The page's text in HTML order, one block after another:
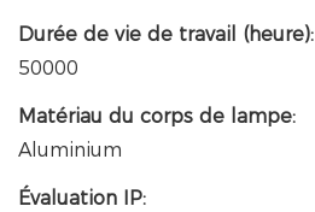
Durée de vie de travail (heure):
50000
Matériau du corps de lampe:
Aluminium
Évaluation IP: